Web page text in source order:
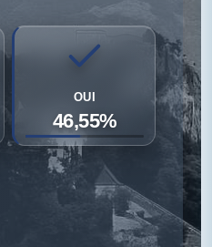
OUI
46,55%